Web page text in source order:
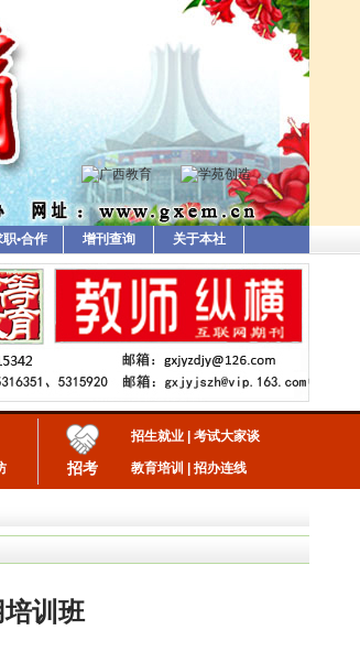
职•合作 增刊查询 关于本社
招考
招生就业 考试大家谈
教育培训 招办连线
训班